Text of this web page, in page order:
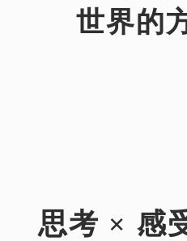
世界的
思考 × 感